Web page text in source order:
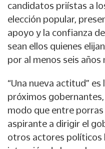
candidatos priístas a
elección popular,
apoyo y la confianza
sean ellos quienes
por al menos seis años
“Una nueva actitud”
próximos
modo que entre porras
aspirante a dirigir el
otros actores políticos